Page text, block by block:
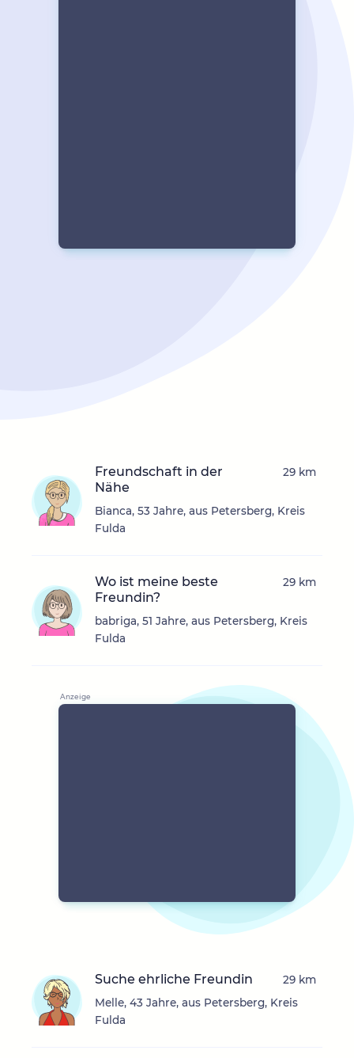
Freundschaft in der
Nähe
Bianca, 53 Jahre, aus Petersberg, Kreis
Fulda
29 km
Wo ist meine beste
Freundin?
babriga, 51 Jahre, aus Petersberg, Kreis
Fulda
29 km
Suche ehrliche Freundin
Melle, 43 Jahre, aus Petersberg, Kreis
Fulda
29 km